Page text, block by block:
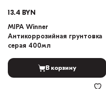
13.4 BYN
MIPA Winner
Антикоррозийная грунтовка
серая 400мл
В корзину